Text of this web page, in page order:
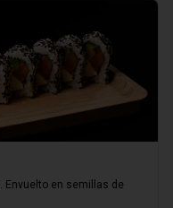
Envuelto en semillas de